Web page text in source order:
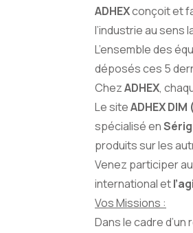
ADHEXconçoit et
l’industrie au sens
L’ensemble des
déposés ces 5
ChezADHEX,
Le siteADHEX DIM
spécialisé en
produits sur les
Venez participer
international et
Vos Missions :
Dans le cadre